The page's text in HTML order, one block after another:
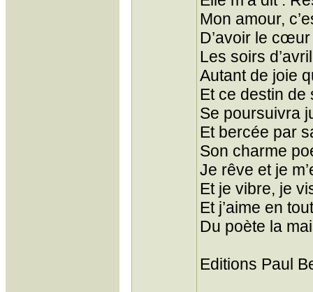
Mon amour,
D’avoir le
Les soirs
Autant de joie
Et ce destin de
Se poursuivra
Et bercée par
Son charme
Je rêve et je
Et je vibre, je
Et j’aime en
Du poète la
Editions Paul